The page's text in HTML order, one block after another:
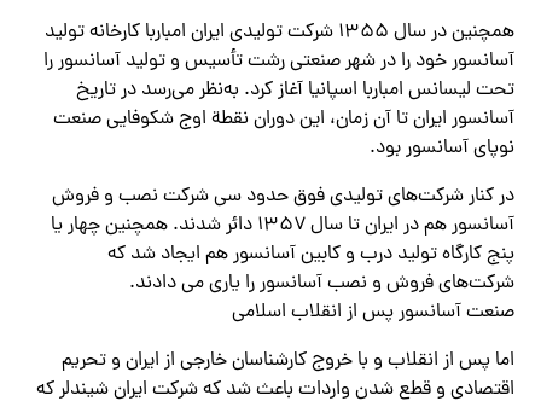
همچنین در سال ۱۳۵۵ شرکت تولیدی ایران امباربا کارخانه تولید
آسانسور خود را در شهر صنعتی رشت تأسیس و تولید آسانسور را
تحت لیسانس امباربا اسپانیا آغاز کرد. به‌نظر می‌رسد در تاریخ
آسانسور ایران تا آن زمان، این دوران نقطة اوج شکوفایی صنعت
نوپای آسانسور بود.
در کنار شرکت‌های تولیدی فوق حدود سی شرکت نصب و فروش
آسانسور هم در ایران تا سال ۱۳۵۷ دائر شدند. همچنین چهار یا
پنج کارگاه تولید درب و کابین آسانسور هم ایجاد شد که
شرکت‌های فروش و نصب آسانسور را یاری می‌ دادند.
صنعت آسانسور پس از انقلاب اسلامی
اما پس از انقلاب و با خروج کارشناسان خارجی از ایران و تحریم
اقتصادی و قطع شدن واردات باعث شد که شرکت ایران شیندلر که